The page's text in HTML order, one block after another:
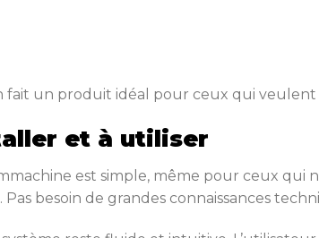
fait un produit idéal pour ceux qui
et à utiliser
est simple, même pour ceux
besoin de grandes connaissances